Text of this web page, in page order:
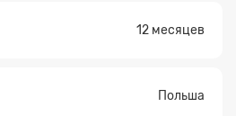
12 месяцев
Польша